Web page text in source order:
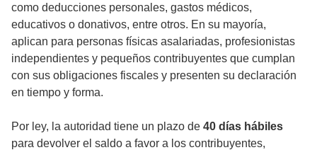
como deducciones personales, gastos médicos,
educativos o donativos, entre otros. En su mayoría,
aplican para personas físicas asalariadas, profesionistas
independientes y pequeños contribuyentes que cumplan
con sus obligaciones fiscales y presenten su declaración
en tiempo y forma.
Por ley, la autoridad tiene un plazo de 40 días hábiles
para devolver el saldo a favor a los contribuyentes,